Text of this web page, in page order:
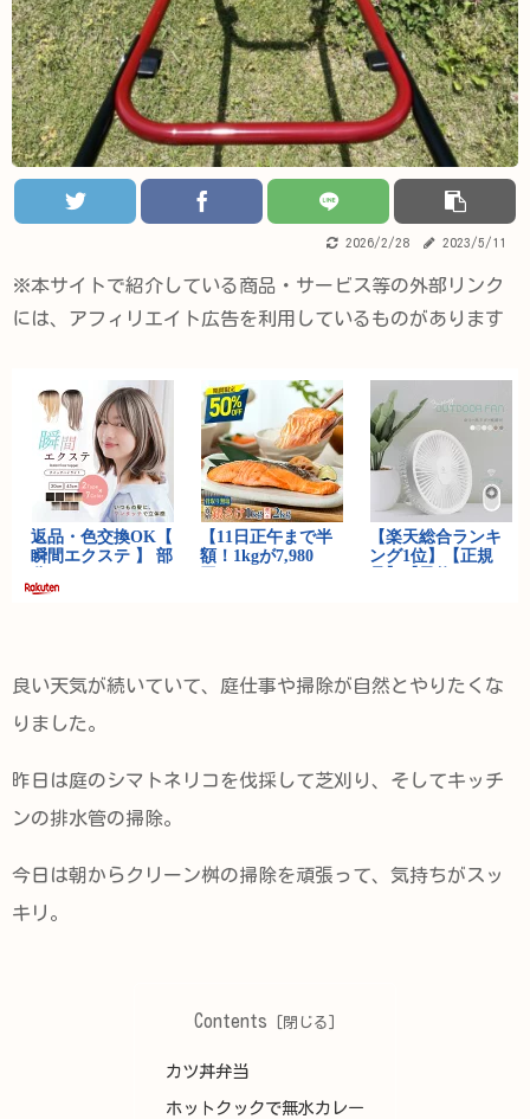
2026/2/28 2023/5/11
※本サイトで紹介している商品・サービス等の外部リンク
には、アフィリエイト広告を利用しているものがあります
良い天気が続いていて、庭仕事や掃除が自然とやりたくな
りました。
昨日は庭のシマトネリコを伐採して芝刈り、そしてキッチ
ンの排水管の掃除。
今日は朝からクリーン桝の掃除を頑張って、気持ちがスッ
キリ。
Contents
カツ丼弁当
ホットクックで無水カレー